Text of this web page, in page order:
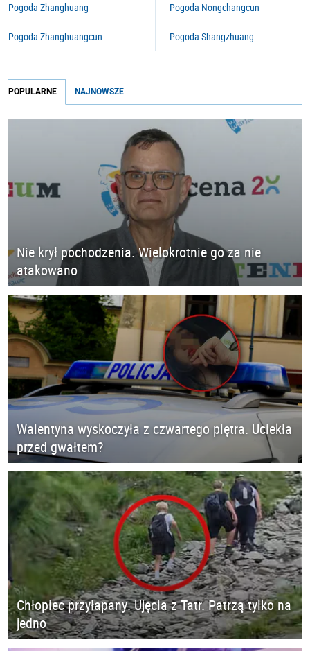
Pogoda Zhanghuang
Pogoda Zhanghuangcun
Pogoda Nongchangcun
Pogoda Shangzhuang
POPULARNE NAJNOWSZE
Nie krył pochodzenia. Wielokrotnie go za nie
atakowano
Walentyna wyskoczyła z czwartego piętra. Uciekła
przed gwałtem?
Chłopiec przyłapany. Ujęcia z Tatr. Patrzą tylko na
jedno